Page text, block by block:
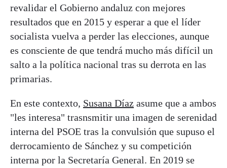
revalidar el Gobierno andaluz con mejores
resultados que en 2015 y esperar a que el líder
socialista vuelva a perder las elecciones, aunque
es consciente de que tendrá mucho más difícil un
salto a la política nacional tras su derrota en las
primarias.
En este contexto, Susana Díaz asume que a ambos
"les interesa" trasnsmitir una imagen de serenidad
interna del PSOE tras la convulsión que supuso el
derrocamiento de Sánchez y su competición
interna por la Secretaría General. En 2019 se